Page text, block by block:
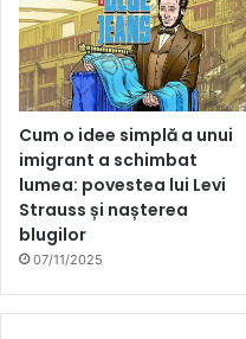
Cum o idee simplă a unui
imigrant a schimbat
lumea: povestea lui Levi
Strauss și nașterea
blugilor
07/11/2025